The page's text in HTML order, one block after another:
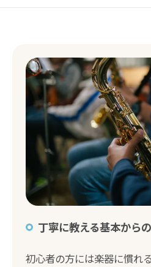
丁寧に教える基本から
初心者の方には楽器に慣れ